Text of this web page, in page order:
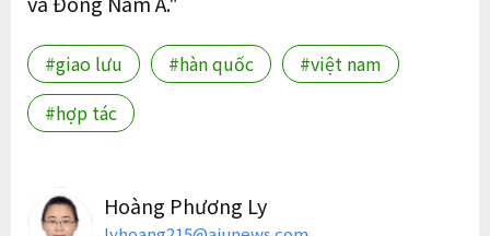
#giao lưu #hàn quốc
#việt nam
#hợp tác
Hoàng Phương Ly